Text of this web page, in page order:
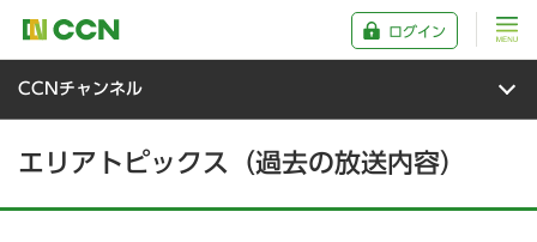
ログイン
CCNチャンネル
エリアトピックス（過去の放送内容）